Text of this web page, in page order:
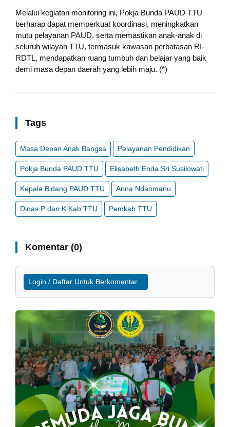
Melalui kegiatan monitoring ini, Pokja Bunda PAUD TTU
berharap dapat memperkuat koordinasi, meningkatkan
mutu pelayanan PAUD, serta memastikan anak-anak di
seluruh wilayah TTU, termasuk kawasan perbatasan RI-
RDTL, mendapatkan ruang tumbuh dan belajar yang baik
demi masa depan daerah yang lebih maju. (*)
Tags
Masa Depan Anak Bangsa Pelayanan Pendidikan
Pokja Bunda PAUD TTU Elisabeth Enda Sri Susilowati
Kepala Bidang PAUD TTU Anna Ndaomanu
Dinas P dan K Kab TTU Pemkab TTU
Komentar (0)
Login / Daftar Untuk Berkomentar...